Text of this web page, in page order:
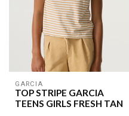
GARCIA
TOP STRIPE GARCIA
TEENS GIRLS FRESH TAN